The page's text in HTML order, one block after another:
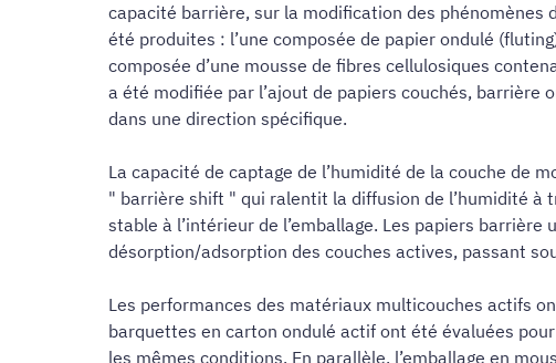
capacité barrière, sur la modification des phénomènes
été produites : l’une composée de papier ondulé
composée d’une mousse de fibres cellulosiques
a été modifiée par l’ajout de papiers couchés,
dans une direction spécifique.
La capacité de captage de l’humidité de la couche de
" barrière shift " qui ralentit la diffusion de l’humidité à
stable à l’intérieur de l’emballage. Les papiers
désorption/adsorption des couches actives, passant
Les performances des matériaux multicouches actifs
barquettes en carton ondulé actif ont été évaluées
les mêmes conditions. En parallèle, l’emballage en